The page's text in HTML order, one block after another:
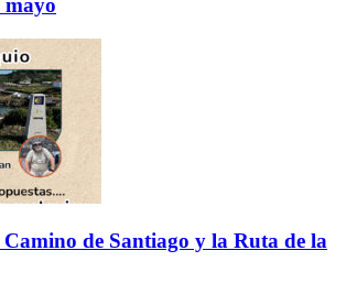
mayo
de Santiago y la Ruta de la